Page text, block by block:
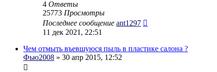
4 Ответы
25773 Просмотры
Последнее сообщение ant1297
11 дек 2021, 22:51
Чем отмыть въевшуюся пыль в пластике салона ?
Фью2008 » 30 апр 2015, 12:52